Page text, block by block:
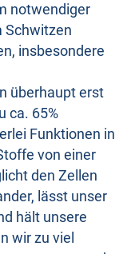
notwendiger
Schwitzen
insbesondere
überhaupt erst
ca. 65%
Funktionen in
von einer
den Zellen
lässt unser
hält unsere
wir zu viel